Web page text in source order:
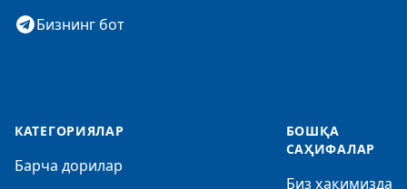
Бизнинг бот
КАТЕГОРИЯЛАР
Барча дорилар
БОШҚА
САҲИФАЛАР
Биз ҳақимизда